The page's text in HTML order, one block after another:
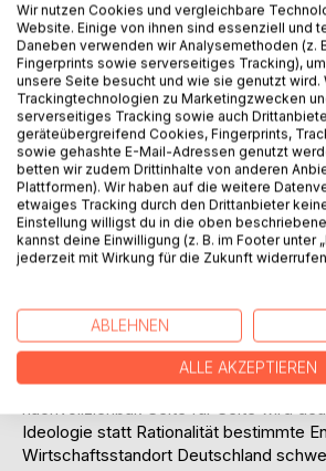
BESCHREIBUNG
Es ist lachhaft zu glauben, dass
retten kann, indem wir alle mit E-Autos
Wärmepumpen heizen. Wir schalten
Kernkraftwerke ab und wundern uns,
Windenergie nicht ausreichen, um
Wohlstandsgesellschaft am Laufen zu
allein mit regenerativen Energien made
Dieses Buch nimmt die deutsche
auseinander. Schonungslos werden die
Versäumnisse offengelegt - fundiert
Ideologie statt Rationalität bestimmte
Wirtschaftsstandort Deutschland
Wir nutzen Cookies und vergleichbare
Website. Einige von ihnen sind essenziell und
Daneben verwenden wir Analysemethoden (z.
Fingerprints sowie serverseitiges Tracking),
unsere Seite besucht und wie sie genutzt wird.
Trackingtechnologien zu Marketingzwecken
serverseitiges Tracking sowie auch
geräteübergreifend Cookies, Fingerprints,
sowie gehashte E-Mail-Adressen genutzt
betten wir zudem Drittinhalte von anderen
Plattformen). Wir haben auf die weitere
etwaiges Tracking durch den Drittanbieter
Einstellung willigst du in die oben
kannst deine Einwilligung (z. B. im Footer unter
jederzeit mit Wirkung für die Zukunft
ABLEHNEN
ALLE AKZEPTIEREN